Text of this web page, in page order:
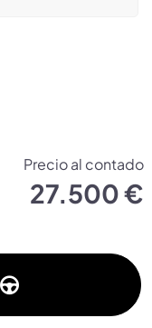
Precio al contado
27.500 €